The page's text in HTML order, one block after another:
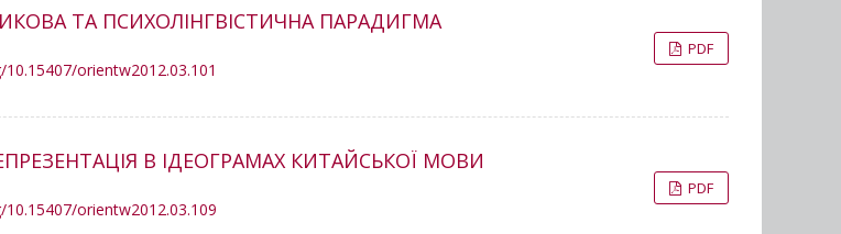
ТА ПСИХОЛІНГВІСТИЧНА ПАРАДИГМА
orientw2012.03.101
PDF
В ІДЕОГРАМАХ КИТАЙСЬКОЇ МОВИ
orientw2012.03.109
PDF